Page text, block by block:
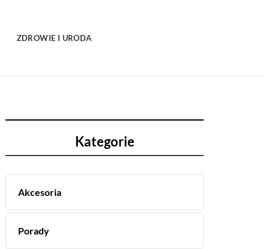
ZDROWIE I URODA
Kategorie
Akcesoria
Porady